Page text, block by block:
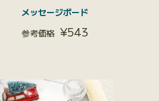
メッセージボード
¥543